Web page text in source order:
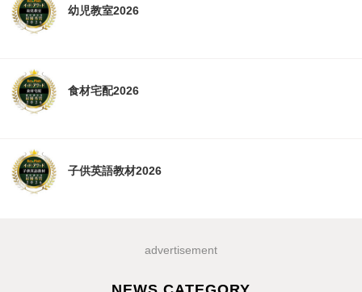
幼児教室2026
食材宅配2026
子供英語教材2026
advertisement